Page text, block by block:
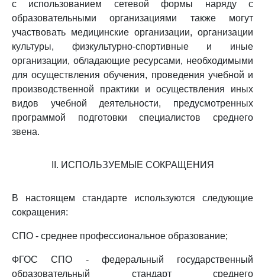
с использованием сетевой формы наряду с
образовательными организациями также могут
участвовать медицинские организации, организации
культуры, физкультурно-спортивные и иные
организации, обладающие ресурсами, необходимыми
для осуществления обучения, проведения учебной и
производственной практики и осуществления иных
видов учебной деятельности, предусмотренных
программой подготовки специалистов среднего
звена.
II. ИСПОЛЬЗУЕМЫЕ СОКРАЩЕНИЯ
В настоящем стандарте используются следующие
сокращения:
СПО - среднее профессиональное образование;
ФГОС СПО - федеральный государственный
образовательный стандарт среднего